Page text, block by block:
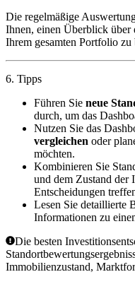
Die regelmäßige
Ihnen, einen Überblick über
Ihrem gesamten Portfolio zu
6. Tipps
Führen Sie neue
durch, um das
Nutzen Sie das
vergleichen oder
möchten.
Kombinieren Sie
und dem Zustand der
Entscheidungen
Lesen Sie detaillierte
Informationen zu
Die besten
Immobilienzustand,